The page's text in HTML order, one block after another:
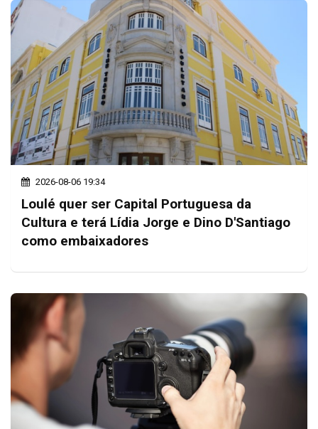
2026-08-06 19:34
Loulé quer ser Capital Portuguesa da
Cultura e terá Lídia Jorge e Dino D'Santiago
como embaixadores